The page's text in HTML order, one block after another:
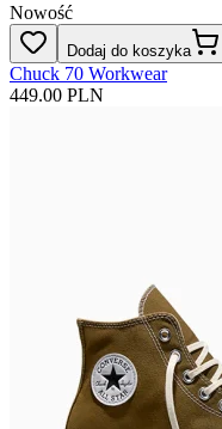
Nowość
Dodaj do koszyka
Chuck 70 Workwear
449.00 PLN